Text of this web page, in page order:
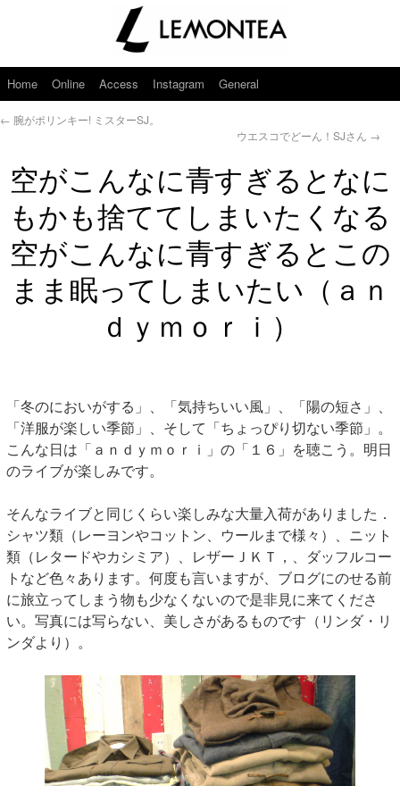
Home Online Access Instagram General
← 腕がポリンキー! ミスターSJ。
ウエスコでどーん！SJさん →
空がこんなに青すぎるとなに
もかも捨ててしまいたくなる
空がこんなに青すぎるとこの
まま眠ってしまいたい（ａｎ
ｄｙｍｏｒｉ）
「冬のにおいがする」、「気持ちいい風」、「陽の短さ」、
「洋服が楽しい季節」、そして「ちょっぴり切ない季節」。
こんな日は「ａｎｄｙｍｏｒｉ」の「１６」を聴こう。明日
のライブが楽しみです。
そんなライブと同じくらい楽しみな大量入荷がありました．
シャツ類（レーヨンやコットン、ウールまで様々）、ニット
類（レタードやカシミア）、レザーＪＫＴ，、ダッフルコー
トなど色々あります。何度も言いますが、ブログにのせる前
に旅立ってしまう物も少なくないので是非見に来てくださ
い。写真には写らない、美しさがあるものです（リンダ・リ
ンダより）。